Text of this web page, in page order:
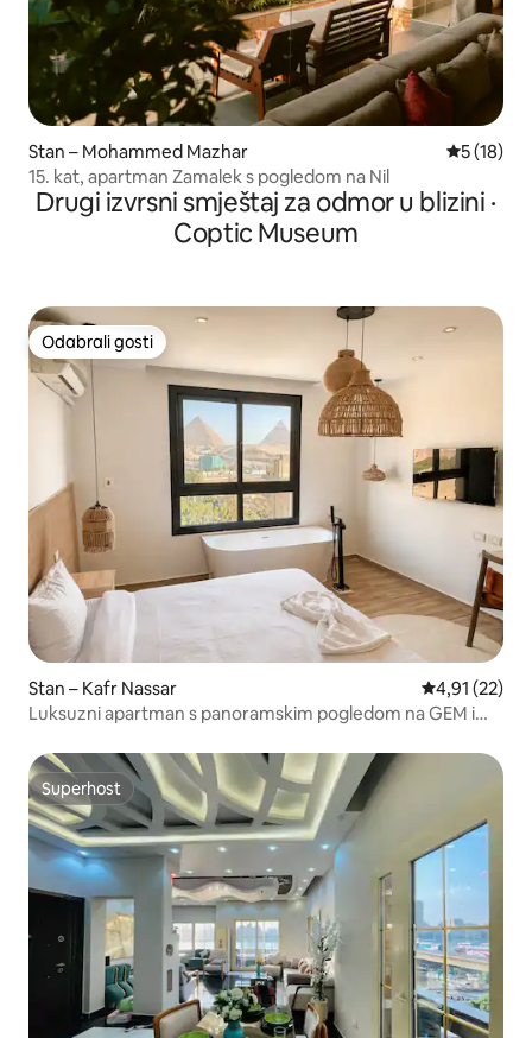
Stan – Mohammed Mazhar Prosječna
5 (18)
15. kat, apartman Zamalek s pogledom na Nil
Drugi izvrsni smještaj za odmor u blizini ·
Coptic Museum
Odabrali gosti
Odabrali gosti
Stan – Kafr Nassar Prosječna
4,91 (22)
Luksuzni apartman s panoramskim pogledom na GEM i
Superhost
Superhost